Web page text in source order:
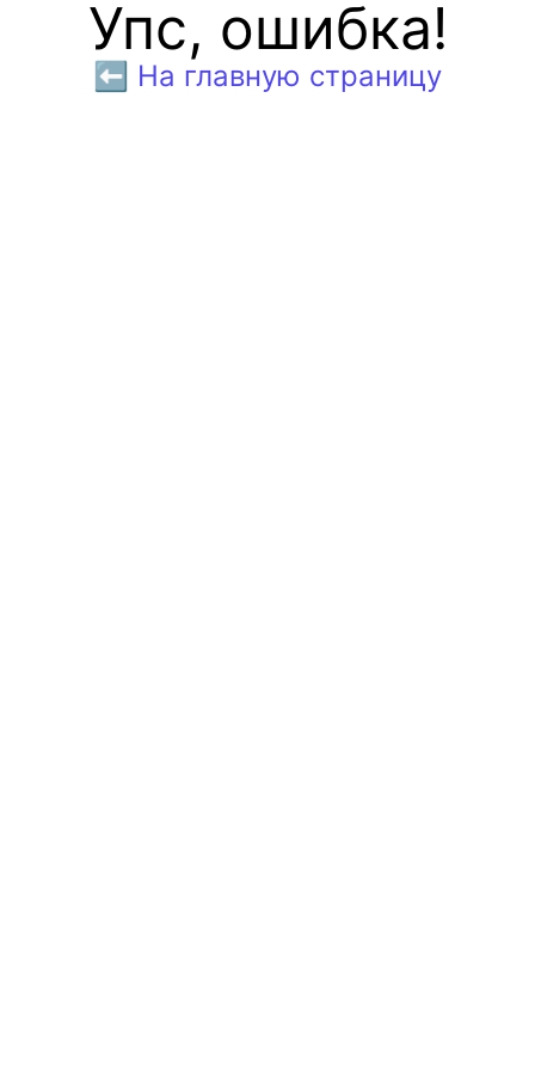
Упс, ошибка!
⬅️ На главную страницу